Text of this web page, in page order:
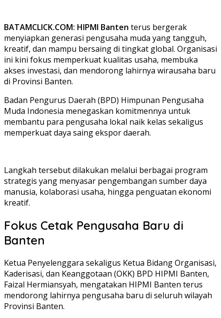
BATAMCLICK.COM: HIPMI Banten terus bergerak
menyiapkan generasi pengusaha muda yang tangguh,
kreatif, dan mampu bersaing di tingkat global. Organisasi
ini kini fokus memperkuat kualitas usaha, membuka
akses investasi, dan mendorong lahirnya wirausaha baru
di Provinsi Banten.
Badan Pengurus Daerah (BPD) Himpunan Pengusaha
Muda Indonesia menegaskan komitmennya untuk
membantu para pengusaha lokal naik kelas sekaligus
memperkuat daya saing ekspor daerah.
Langkah tersebut dilakukan melalui berbagai program
strategis yang menyasar pengembangan sumber daya
manusia, kolaborasi usaha, hingga penguatan ekonomi
kreatif.
Fokus Cetak Pengusaha Baru di
Banten
Ketua Penyelenggara sekaligus Ketua Bidang Organisasi,
Kaderisasi, dan Keanggotaan (OKK) BPD HIPMI Banten,
Faizal Hermiansyah, mengatakan HIPMI Banten terus
mendorong lahirnya pengusaha baru di seluruh wilayah
Provinsi Banten.